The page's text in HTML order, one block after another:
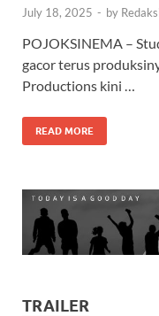
July 18, 2025 - by
POJOKSINEMA –
gacor terus
Productions kini …
READ MORE
TRAILER